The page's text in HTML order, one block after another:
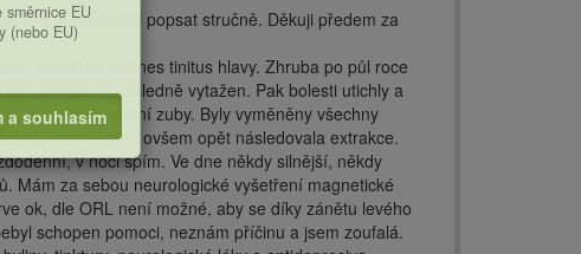
mé problémy popsat stručně. Děkuji předem za
zůstal mi dodnes tinitus hlavy. Zhruba po půl roce
umrtven a následně vytažen. Pak bolesti utichly a
jedná se o zadní zuby. Byly vyměněny všechny
umrtvit zub, ovšem opět následovala extrakce.
v noci spím. Ve dne někdy silnější, někdy
Mám za sebou neurologické vyšetření magnetické
ok, dle ORL není možné, aby se díky zánětu levého
schopen pomoci, neznám příčinu a jsem zoufalá.
EU
(nebo EU)
a souhlasím